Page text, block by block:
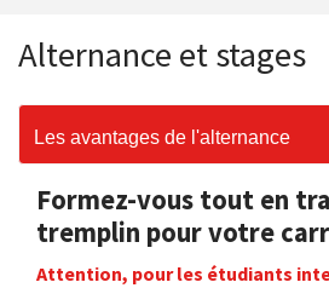
Alternance et stages
Les avantages de l'alternance
Formez-vous tout en
tremplin pour votre
Attention, pour les étudiants